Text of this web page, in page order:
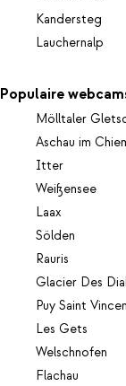
Kandersteg
Lauchernalp
Populaire
Mölltaler
Aschau im
Itter
Weißensee
Laax
Sölden
Rauris
Glacier Des
Puy Saint
Les Gets
Welschnofen
Flachau